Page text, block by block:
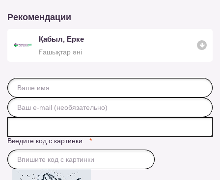
Рекомендации
Қабыл, Ерке
Ғашықтар әні
Введите код с картинки: